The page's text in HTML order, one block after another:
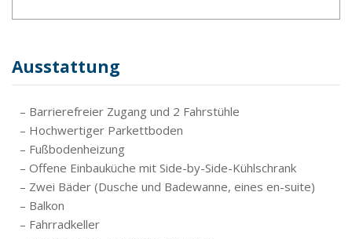
Ausstattung
– Barrierefreier Zugang und 2 Fahrstühle
– Hochwertiger Parkettboden
– Fußbodenheizung
– Offene Einbauküche mit Side-by-Side-Kühlschrank
– Zwei Bäder (Dusche und Badewanne, eines en-suite)
– Balkon
– Fahrradkeller